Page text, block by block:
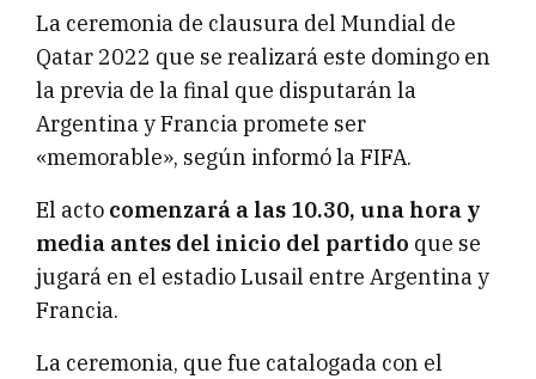
La ceremonia de clausura del Mundial de
Qatar 2022 que se realizará este domingo en
la previa de la final que disputarán la
Argentina y Francia promete ser
«memorable», según informó la FIFA.
El acto comenzará a las 10.30, una hora y
media antes del inicio del partido que se
jugará en el estadio Lusail entre Argentina y
Francia.
La ceremonia, que fue catalogada con el